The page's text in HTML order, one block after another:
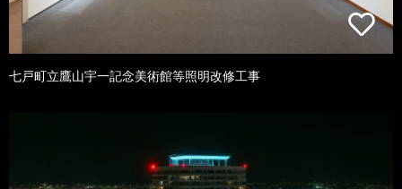
七戸町立鷹山宇一記念美術館等照明改修工事